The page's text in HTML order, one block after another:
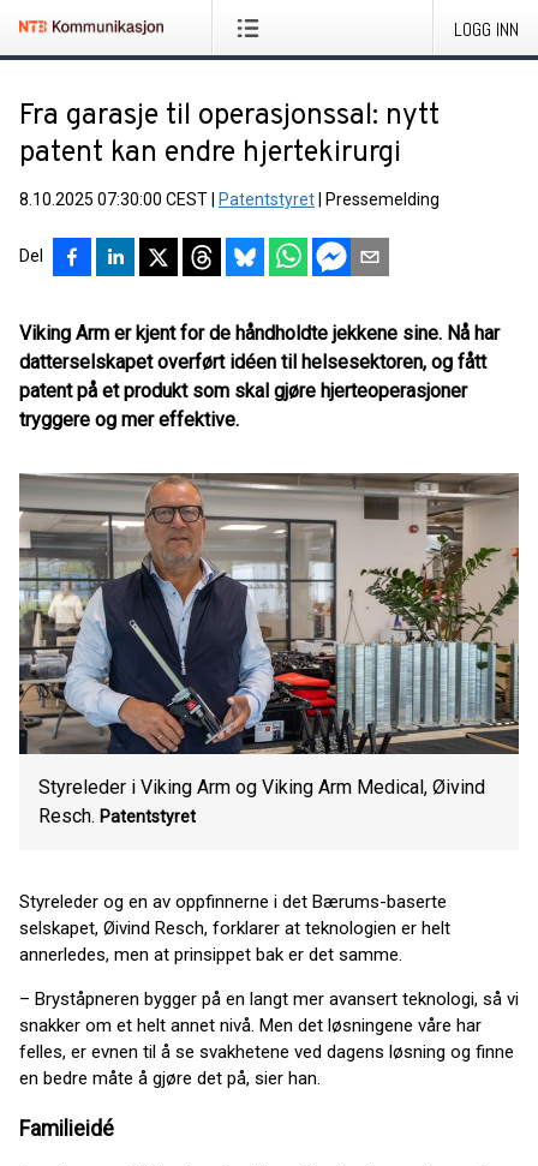
LOGG INN
Fra garasje til operasjonssal: nytt
patent kan endre hjertekirurgi
8.10.2025 07:30:00 CEST Patentstyret Pressemelding
Del
Viking Arm er kjent for de håndholdte jekkene sine. Nå har
datterselskapet overført idéen til helsesektoren, og fått
patent på et produkt som skal gjøre hjerteoperasjoner
tryggere og mer effektive.
Styreleder i Viking Arm og Viking Arm Medical, Øivind
Resch. Patentstyret
Styreleder og en av oppfinnerne i det Bærums-baserte
selskapet, Øivind Resch, forklarer at teknologien er helt
annerledes, men at prinsippet bak er det samme.
– Bryståpneren bygger på en langt mer avansert teknologi, så vi
snakker om et helt annet nivå. Men det løsningene våre har
felles, er evnen til å se svakhetene ved dagens løsning og finne
en bedre måte å gjøre det på, sier han.
Familieidé